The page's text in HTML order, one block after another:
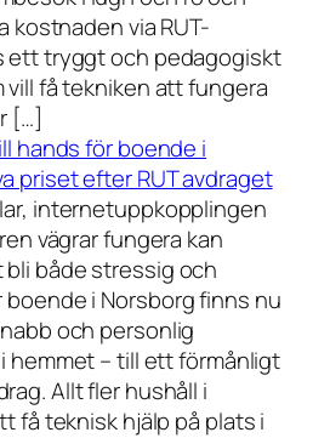
kostnaden via RUT-
ett tryggt och pedagogiskt
få tekniken att fungera
[…]
hands för boende i
priset efter RUT avdraget
internetuppkopplingen
vägrar fungera kan
både stressig och
boende i Norsborg finns nu
och personlig
hemmet – till ett förmånligt
Allt fler hushåll i
få teknisk hjälp på plats i